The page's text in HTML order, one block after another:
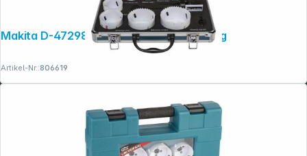
Makita D-47298 BIM Lochsägen-Set 14tlg
Artikel-Nr.:806619